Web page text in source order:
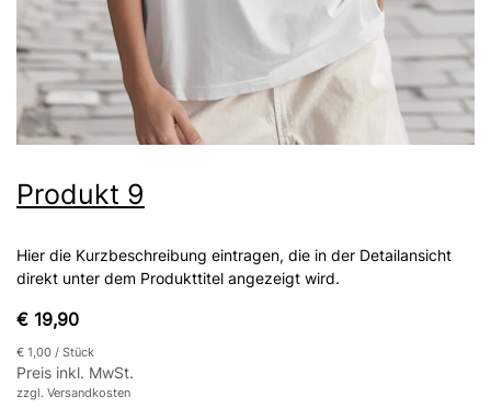
Produkt 9
Hier die Kurzbeschreibung eintragen, die in der Detailansicht
direkt unter dem Produkttitel angezeigt wird.
€ 19,90
€ 1,00 / Stück
Preis inkl. MwSt.
zzgl. Versandkosten